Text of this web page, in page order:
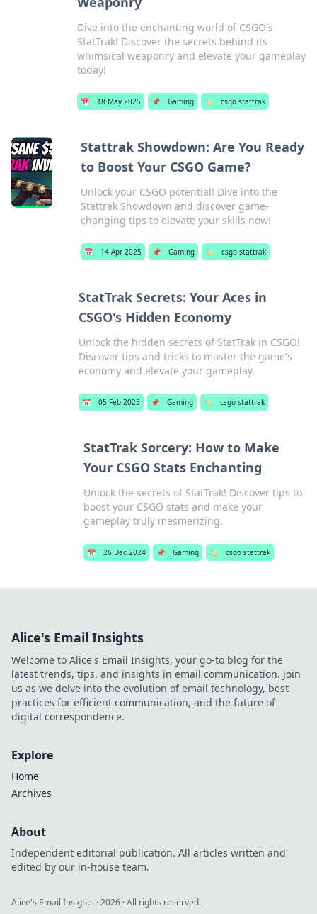
Dive into the enchanting world of CSGO's
StatTrak! Discover the secrets behind its
whimsical weaponry and elevate your gameplay
today!
📅 18 May 2025 📌 Gaming 🏷️ csgo stattrak
Stattrak Showdown: Are You Ready
to Boost Your CSGO Game?
Unlock your CSGO potential! Dive into the
Stattrak Showdown and discover game-
changing tips to elevate your skills now!
📅 14 Apr 2025 📌 Gaming 🏷️ csgo stattrak
StatTrak Secrets: Your Aces in
CSGO's Hidden Economy
Unlock the hidden secrets of StatTrak in CSGO!
Discover tips and tricks to master the game's
economy and elevate your gameplay.
📅 05 Feb 2025 📌 Gaming 🏷️ csgo stattrak
StatTrak Sorcery: How to Make
Your CSGO Stats Enchanting
Unlock the secrets of StatTrak! Discover tips to
boost your CSGO stats and make your
gameplay truly mesmerizing.
📅 26 Dec 2024 📌 Gaming 🏷️ csgo stattrak
Alice's Email Insights
Welcome to Alice's Email Insights, your go-to blog for the
latest trends, tips, and insights in email communication. Join
us as we delve into the evolution of email technology, best
practices for efficient communication, and the future of
digital correspondence.
Explore
Home
Archives
About
Independent editorial publication. All articles written and
edited by our in-house team.
Alice's Email Insights ·2026 · All rights reserved.